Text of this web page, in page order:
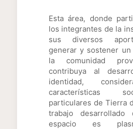
Esta área, donde
los integrantes de la
sus diversos
generar y sostener un
la comunidad
contribuya al
identidad,
características
particulares de Tierra
trabajo desarrollado
espacio es